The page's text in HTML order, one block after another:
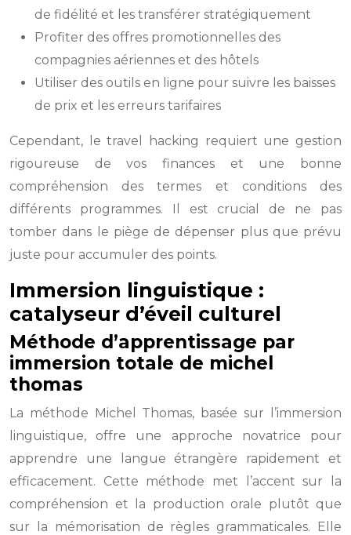
de fidélité et les transférer stratégiquement
Profiter des offres promotionnelles des
compagnies aériennes et des hôtels
Utiliser des outils en ligne pour suivre les baisses
de prix et les erreurs tarifaires
Cependant, le travel hacking requiert une gestion
rigoureuse de vos finances et une bonne
compréhension des termes et conditions des
différents programmes. Il est crucial de ne pas
tomber dans le piège de dépenser plus que prévu
juste pour accumuler des points.
Immersion linguistique :
catalyseur d’éveil culturel
Méthode d’apprentissage par
immersion totale de michel
thomas
La méthode Michel Thomas, basée sur l’immersion
linguistique, offre une approche novatrice pour
apprendre une langue étrangère rapidement et
efficacement. Cette méthode met l’accent sur la
compréhension et la production orale plutôt que
sur la mémorisation de règles grammaticales. Elle